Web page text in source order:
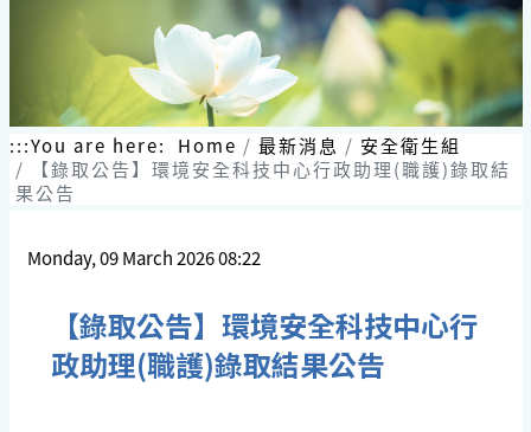
:::You are here: Home 最新消息
安全衛生組
【錄取公告】環境安全科技中心行政助理(職護)錄取結
果公告
Monday, 09 March 2026 08:22
【錄取公告】環境安全科技中心行
政助理(職護)錄取結果公告